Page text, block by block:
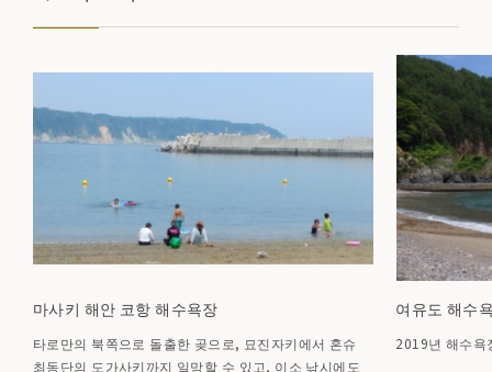
마사키 해안 코항 해수욕장
타로만의 북쪽으로 돌출한 곶으로, 묘진자키에서 혼슈
최동단의 도가사키까지 일망할 수 있고, 이소 낚시에도
여유도 해수
2019년 해수욕